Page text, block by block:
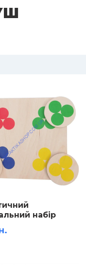
набір
за методикою